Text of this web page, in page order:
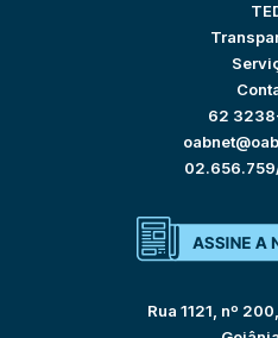
62
Rua 1121, nº